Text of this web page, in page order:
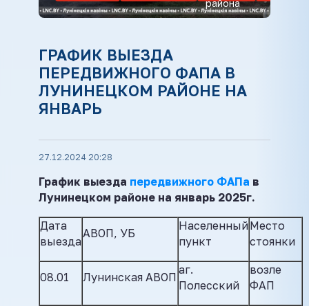
района
ГРАФИК ВЫЕЗДА
ПЕРЕДВИЖНОГО ФАПА В
ЛУНИНЕЦКОМ РАЙОНЕ НА
ЯНВАРЬ
27.12.2024 20:28
График выезда передвижного ФАПа в
Лунинецком районе на январь 2025г.
Дата
выезда
АВОП, УБ
Населенный
пункт
Место
стоянки
08.01 Лунинская АВОП
аг.
Полесский
возле
ФАП